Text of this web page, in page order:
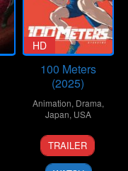
HD
100 Meters
(2025)
Animation, Drama,
Japan, USA
19
Sep
Kenji
Iwaisawa
TRAILER